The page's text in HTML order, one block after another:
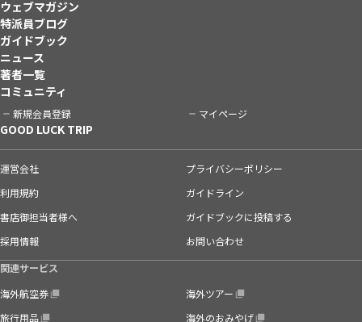
ウェブマガジン
特派員ブログ
ガイドブック
ニュース
著者一覧
コミュニティ
新規会員登録 マイページ
GOOD LUCK TRIP
運営会社
プライバシーポリシー
利用規約
ガイドライン
書店御担当者様へ
ガイドブックに投稿する
採用情報
お問い合わせ
関連サービス
海外航空券
海外ツアー
旅行用品
海外のおみやげ